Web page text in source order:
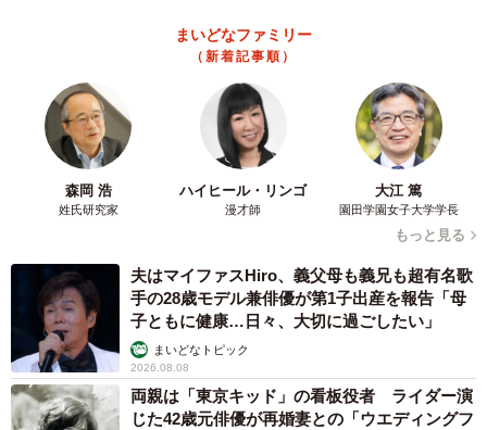
まいどなファミリー
（新着記事順）
森岡 浩
姓氏研究家
ハイヒール・リンゴ
漫才師
大江 篤
園田学園女子大学学長
もっと見る
夫はマイファスHiro、義父母も義兄も超有名歌
手の28歳モデル兼俳優が第1子出産を報告「母
子ともに健康…日々、大切に過ごしたい」
まいどなトピック
2026.08.08
両親は「東京キッド」の看板役者 ライダー演
じた42歳元俳優が再婚妻との「ウエディングフ